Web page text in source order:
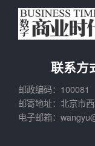
联系方
邮政编码：100081
邮寄地址：北京市
电子邮箱：